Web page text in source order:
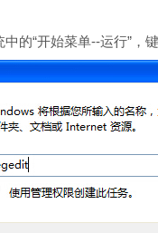
“开始菜单--运行”，